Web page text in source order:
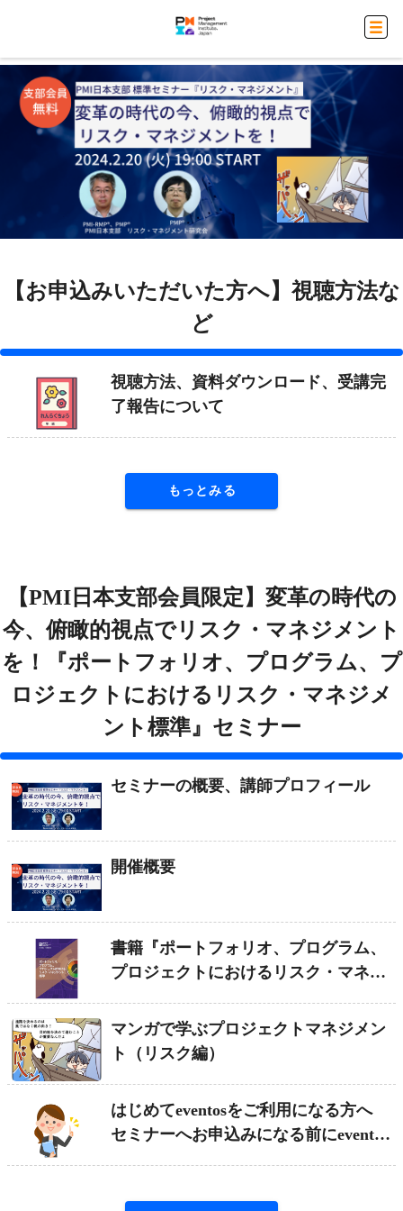
【お申込みいただいた方へ】視聴方法な
ど
視聴方法、資料ダウンロード、受講完
了報告について
もっとみる
【PMI日本支部会員限定】変革の時代の
今、俯瞰的視点でリスク・マネジメント
を！『ポートフォリオ、プログラム、プ
ロジェクトにおけるリスク・マネジメ
ント標準』セミナー
セミナーの概要、講師プロフィール
開催概要
書籍『ポートフォリオ、プログラム、
プロジェクトにおけるリスク・マネジ
マンガで学ぶプロジェクトマネジメン
ト（リスク編）
はじめてeventosをご利用になる方へ
セミナーへお申込みになる前にeventos